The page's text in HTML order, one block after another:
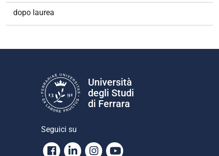
dopo laurea
Università
degli Studi
di Ferrara
Seguici su
Facebook
LinkedinInstagram
Youtube